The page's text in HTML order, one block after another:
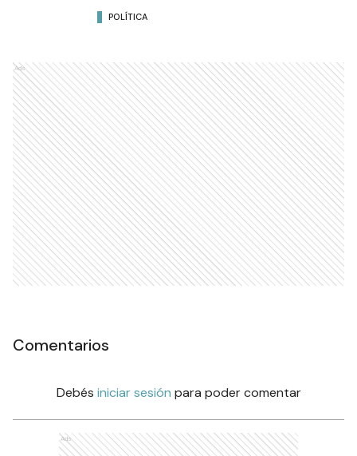
POLÍTICA
Ads
Comentarios
Debés iniciar sesión para poder comentar
Ads